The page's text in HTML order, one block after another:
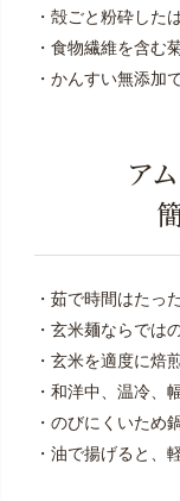
・殻ごと粉砕した
・食物繊維を含む
・かんすい無添加
ア
・茹で時間はたっ
・玄米麺ならでは
・玄米を適度に焙
・和洋中、温冷、
・のびにくいため
・油で揚げると、